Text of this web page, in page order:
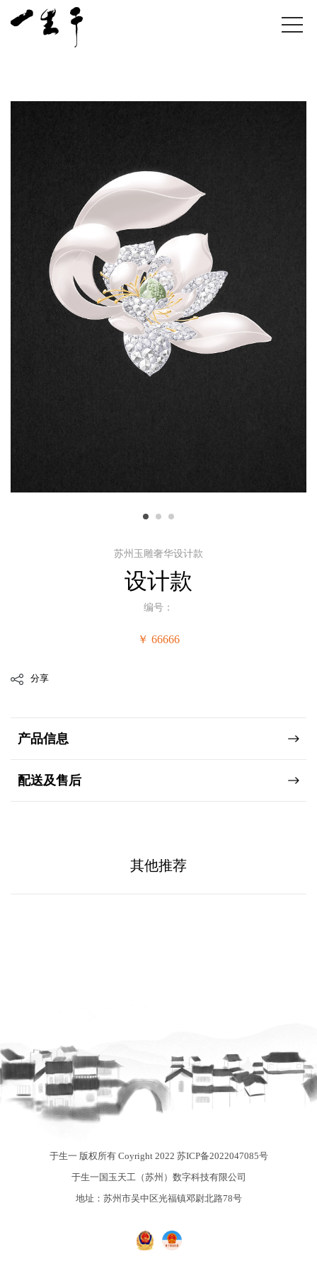
苏州玉雕奢华设计款
设计款
编号：
￥ 66666
分享
产品信息
配送及售后
其他推荐
于生一 版权所有 Coyright 2022 苏ICP备2022047085号
于生一国玉天工（苏州）数字科技有限公司
地址：苏州市吴中区光福镇邓尉北路78号